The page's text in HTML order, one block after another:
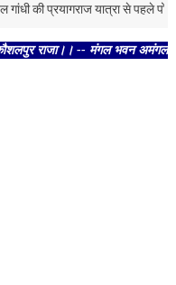
की प्रयागराज यात्रा से पहले पोस्टर से
-- मंगल भवन अमंगल हारी।